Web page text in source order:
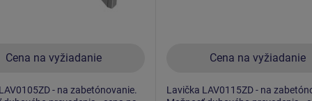
Cena na vyžiadanie
- na zabetónovanie.
Cena na vyžiadanie
Lavička LAV0115ZD - na